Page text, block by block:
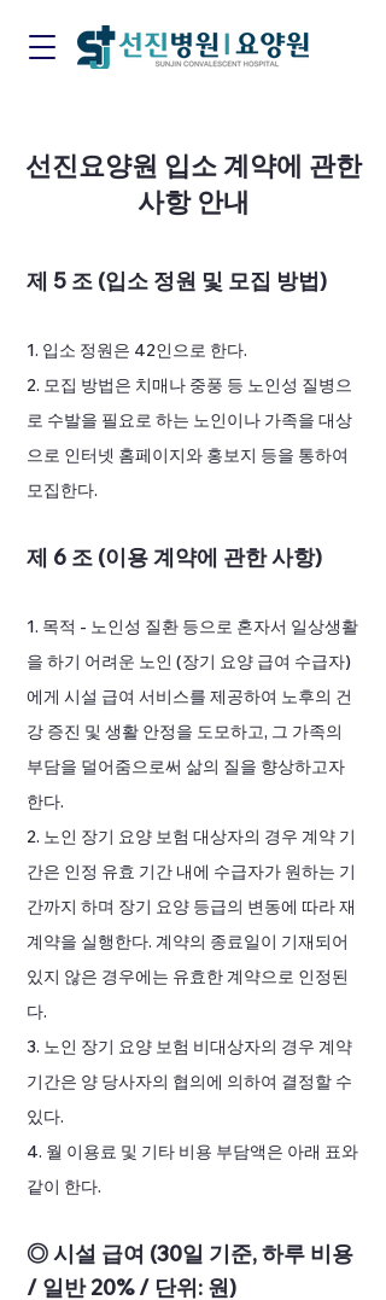
​선진요양원 입소 계약에 관한
사항 안내
제 5 조 (입소 정원 및 모집 방법)
1. 입소 정원은 42인으로 한다.
2. 모집 방법은 치매나 중풍 등 노인성 질병으
로 수발을 필요로 하는 노인이나 가족을 대상
으로 인터넷 홈페이지와 홍보지 등을 통하여
모집한다.
제 6 조 (이용 계약에 관한 사항)
1. 목적 - 노인성 질환 등으로 혼자서 일상생활
을 하기 어려운 노인 (장기 요양 급여 수급자)
에게 시설 급여 서비스를 제공하여 노후의 건
강 증진 및 생활 안정을 도모하고, 그 가족의
부담을 덜어줌으로써 삶의 질을 향상하고자
한다.
2. 노인 장기 요양 보험 대상자의 경우 계약 기
간은 인정 유효 기간 내에 수급자가 원하는 기
간까지 하며 장기 요양 등급의 변동에 따라 재
계약을 실행한다. 계약의 종료일이 기재되어
있지 않은 경우에는 유효한 계약으로 인정된
다.
3. 노인 장기 요양 보험 비대상자의 경우 계약
기간은 양 당사자의 협의에 의하여 결정할 수
있다.
4. 월 이용료 및 기타 비용 부담액은 아래 표와
같이 한다.
◎ 시설 급여 (30일 기준, 하루 비용
/ 일반 20% / 단위: 원)